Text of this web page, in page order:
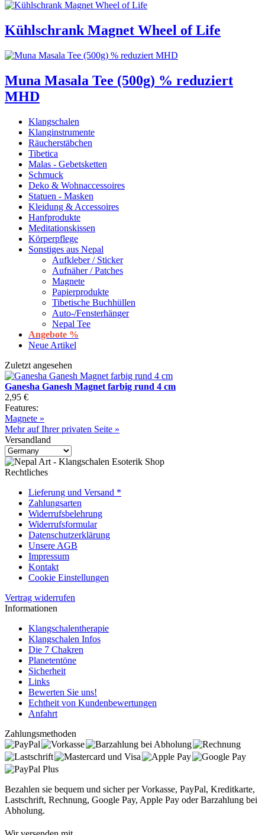
Kühlschrank Magnet Wheel of Life
Muna Masala Tee (500g) % reduziert
MHD
Klangschalen
Klanginstrumente
Räucherstäbchen
Tibetica
Malas - Gebetsketten
Schmuck
Deko & Wohnaccessoires
Statuen - Masken
Kleidung & Accessoires
Hanfprodukte
Meditationskissen
Körperpflege
Sonstiges aus Nepal
Aufkleber / Sticker
Aufnäher / Patches
Magnete
Papierprodukte
Tibetische Buchhüllen
Auto-/Fensterhänger
Nepal Tee
Angebote %
Neue Artikel
Zuletzt angesehen
Ganesha Ganesh Magnet farbig rund 4 cm
2,95 €
Features:
Magnete »
Mehr auf Ihrer privaten Seite »
Versandland
Rechtliches
Lieferung und Versand *
Zahlungsarten
Widerrufsbelehrung
Widerrufsformular
Datenschutzerklärung
Unsere AGB
Impressum
Kontakt
Cookie Einstellungen
Vertrag widerrufen
Informationen
Klangschalentherapie
Klangschalen Infos
Die 7 Chakren
Planetentöne
Sicherheit
Links
Bewerten Sie uns!
Echtheit von Kundenbewertungen
Anfahrt
Zahlungsmethoden
Bezahlen sie bequem und sicher per Vorkasse, PayPal, Kreditkarte,
Lastschrift, Rechnung, Google Pay, Apple Pay oder Barzahlung bei
Abholung.